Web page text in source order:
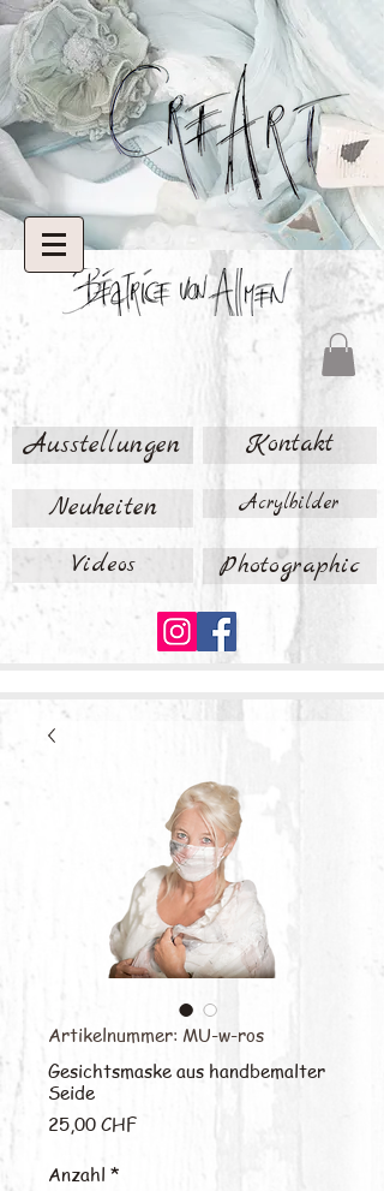
Ausstellungen Kontakt
Neuheiten Acrylbilder
Videos Photographic
Artikelnummer: MU-w-ros
Gesichtsmaske aus handbemalter
Seide
25,00 CHFPreis
Anzahl *